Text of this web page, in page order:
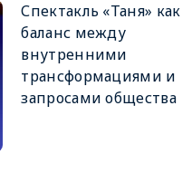
Спектакль «Таня» как
баланс между
внутренними
трансформациями и
запросами общества